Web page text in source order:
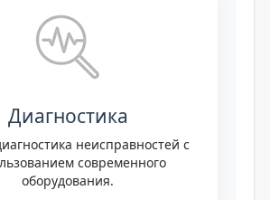
Диагностика
неисправностей с
современного
оборудования.